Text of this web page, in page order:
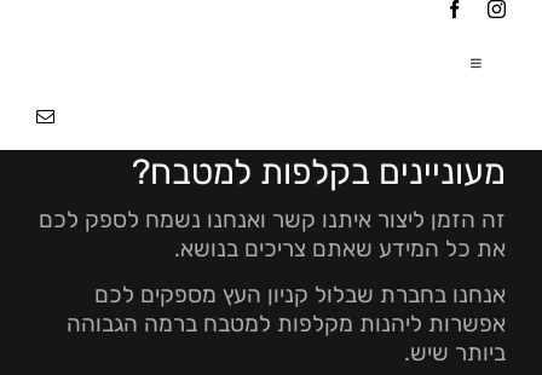
Skip
content
Toggle
עמוד הבית
מעוניינים בקלפות למטבח?
זה הזמן ליצור איתנו קשר ואנחנו נשמח לספק לכם
את כל המידע שאתם צריכים בנושא.
אנחנו בחברת שבלול קניון העץ מספקים לכם
אפשרות ליהנות מקלפות למטבח ברמה הגבוהה
ביותר שיש.